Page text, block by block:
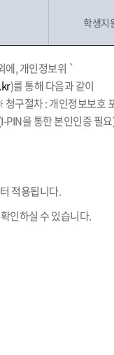
학생지
에, 개인정보위 `
)를 통해 다음과 같이
구절차 : 개인정보보호
을 통한 본인인증 필
적용됩니다.
인하실 수 있습니다.